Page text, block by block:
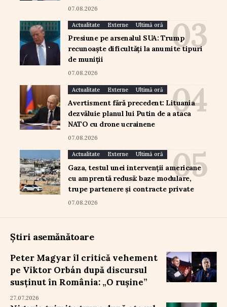
07.08.2026
Actualitate Externe Ultimă oră
Presiune pe arsenalul SUA: Trump
recunoaște dificultăți la anumite tipuri
de muniții
07.08.2026
Actualitate Externe Ultimă oră
Avertisment fără precedent: Lituania
dezvăluie planul lui Putin de a ataca
NATO cu drone ucrainene
07.08.2026
Actualitate Externe Ultimă oră
Gaza, testul unei intervenții americane
cu amprentă redusă: baze modulare,
trupe partenere și contracte private
07.08.2026
Știri asemănătoare
Peter Magyar îl critică vehement
pe Viktor Orbán după discursul
susținut în România: „O rușine”
27.07.2026